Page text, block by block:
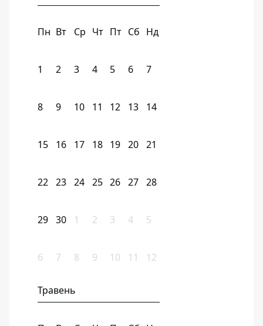
Пн Вт Ср Чт Пт Сб Нд
1 2 3 4 5 6 7
8 9 10 11 12 13 14
15 16 17 18 19 20 21
22 23 24 25 26 27 28
29 30 1 2 3 4 5
6 7 8 9 10 11 12
Травень